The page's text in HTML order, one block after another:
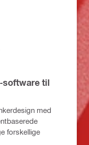
software til
med
forskellige